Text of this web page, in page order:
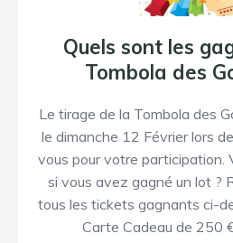
Quels sont les
Tombola des
Le tirage de la Tombola des
le dimanche 12 Février lors
vous pour votre participation.
si vous avez gagné un lot ?
tous les tickets gagnants ci-
Carte Cadeau de 250